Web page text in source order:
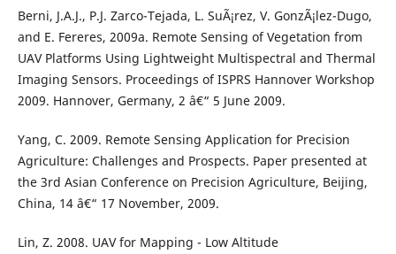
Berni, J.A.J., P.J. Zarco-Tejada, L. SuÃ¡rez, V. GonzÃ¡lez-Dugo,
and E. Fereres, 2009a. Remote Sensing of Vegetation from
UAV Platforms Using Lightweight Multispectral and Thermal
Imaging Sensors. Proceedings of ISPRS Hannover Workshop
2009. Hannover, Germany, 2 â€“ 5 June 2009.
Yang, C. 2009. Remote Sensing Application for Precision
Agriculture: Challenges and Prospects. Paper presented at
the 3rd Asian Conference on Precision Agriculture, Beijing,
China, 14 â€“ 17 November, 2009.
Lin, Z. 2008. UAV for Mapping - Low Altitude